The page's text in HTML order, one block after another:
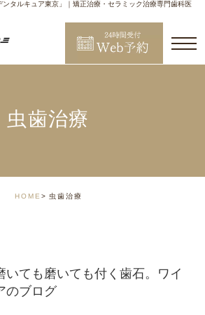
タルキュア東京」｜矯正治療・セラミック治療専門歯科医
虫歯治療
HOME 虫歯治療
いても磨いても付く歯石。ワイ
のブログ